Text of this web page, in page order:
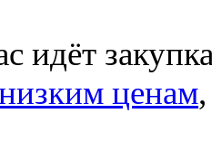
идёт
ценам